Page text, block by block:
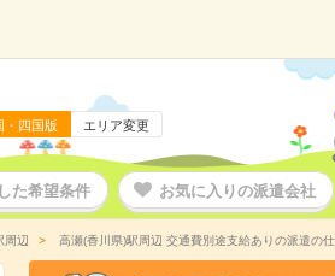
・四国版 エリア変更
た希望条件 お気に入りの派遣会社
周辺 高瀬(香川県)駅周辺 交通費別途支給ありの派遣の